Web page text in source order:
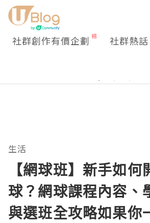
社群創作有價企劃 社群熱話
生活
【網球班】新手如何
球？網球課程內容、
與選班全攻略如果你